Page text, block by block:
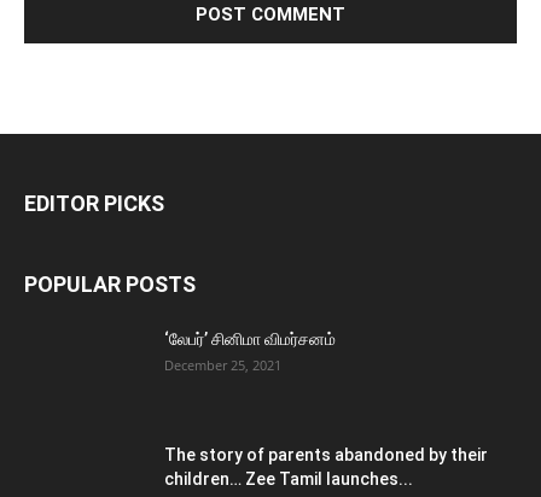
EDITOR PICKS
POPULAR POSTS
‘லேபர்’ சினிமா விமர்சனம்
December 25, 2021
The story of parents abandoned by their
children… Zee Tamil launches...